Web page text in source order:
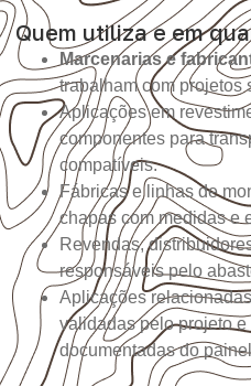
Quem utiliza e em
Marcenarias e
trabalham com projetos
Aplicações em
componentes para
compatíveis.
Fábricas e linhas de
chapas com medidas e
Revendas,
responsáveis pelo
Aplicações
validadas pelo projeto
documentadas do